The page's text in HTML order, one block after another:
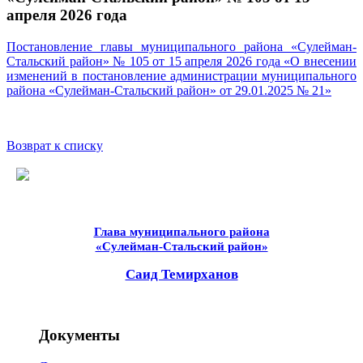
апреля 2026 года
Постановление главы муниципального района «Сулейман-
Стальский район» № 105 от 15 апреля 2026 года «О внесении
изменений в постановление администрации муниципального
района «Сулейман-Стальский район» от 29.01.2025 № 21»
Возврат к списку
Глава муниципального района
«Сулейман-Стальский район»
Саид Темирханов
Документы